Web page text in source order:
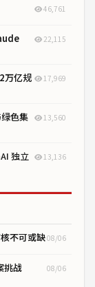
46,761
22,115
万亿规
17,969
色集
13,560
独立
13,136
不可或缺08/06
挑战
08/06